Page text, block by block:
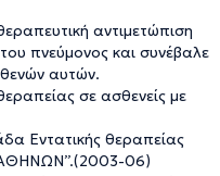
αντιμετώπιση
πνεύμονος και συνέβαλε
αυτών.
σε ασθενείς με
Εντατικής θεραπείας
06)